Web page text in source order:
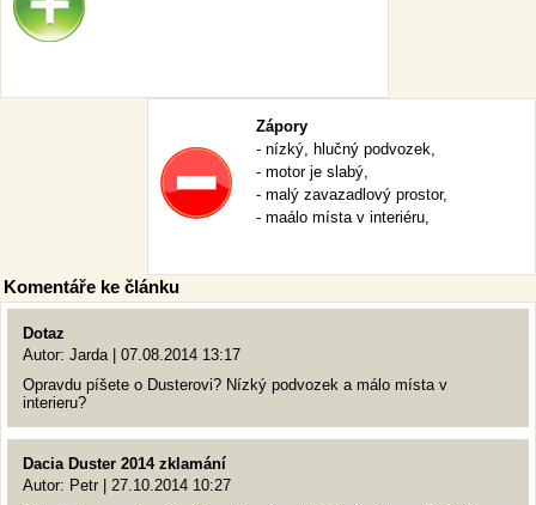
Zápory
- nízký, hlučný podvozek,
- motor je slabý,
- malý zavazadlový prostor,
- maálo místa v interiéru,
Komentáře ke článku
Dotaz
Autor: Jarda | 07.08.2014 13:17
Opravdu píšete o Dusterovi? Nízký podvozek a málo místa v
interieru?
Dacia Duster 2014 zklamání
Autor: Petr | 27.10.2014 10:27